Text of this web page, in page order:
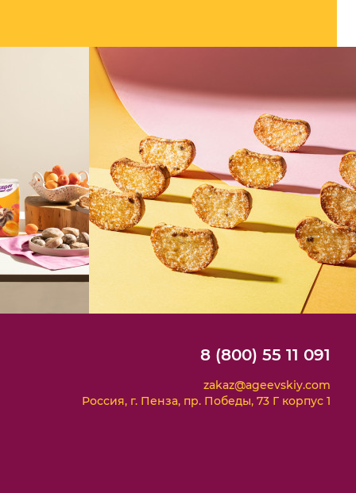
8 (800) 55 11 091
zakaz@ageevskiy.com
Россия, г. Пенза, пр. Победы, 73 Г корпус 1